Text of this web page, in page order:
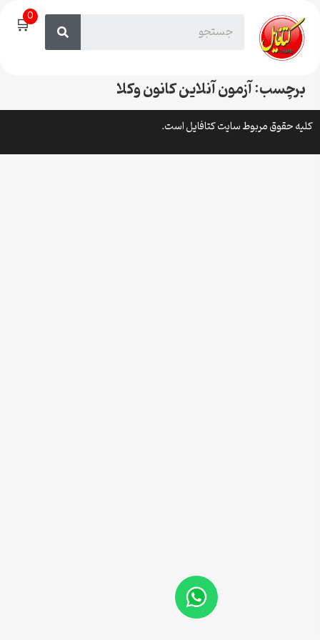
🛒0
برچسب:آزمون آنلاین کانون وکلا
کلیه حقوق مربوط سایت کتافایل است.